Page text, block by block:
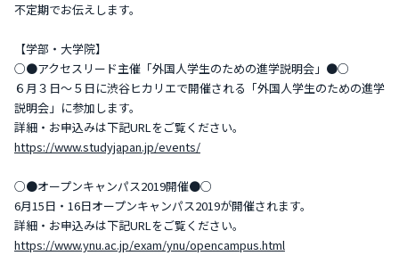
不定期でお伝えします。
【学部・大学院】
○●アクセスリード主催「外国人学生のための進学説明会」●○
６月３日～５日に渋谷ヒカリエで開催される「外国人学生のための進学
説明会」に参加します。
詳細・お申込みは下記URLをご覧ください。
https://www.studyjapan.jp/events/
○●オープンキャンパス2019開催●○
6月15日・16日オープンキャンパス2019が開催されます。
詳細・お申込みは下記URLをご覧ください。
https://www.ynu.ac.jp/exam/ynu/opencampus.html